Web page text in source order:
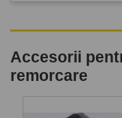
Accesorii
remorcare